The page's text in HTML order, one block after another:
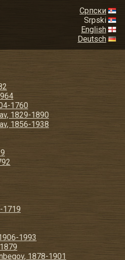
Српски
Srpski
English
Deutsch
1760
1829-1890
1856-1938
1719
1993
1878-1901